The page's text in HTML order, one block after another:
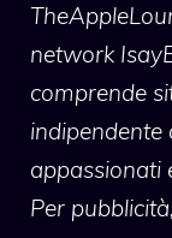
network
comprende
indipendente
appassionati
Per